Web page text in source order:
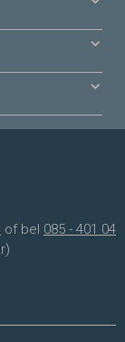
of bel 085 - 401 04